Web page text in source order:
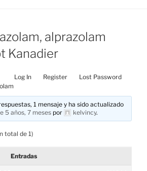
alprazolam
Kanadier
Log In Register
Lost Password
1 mensaje y ha sido actualizado
5 años, 7 meses por kelvincy.
total de 1)
Entradas